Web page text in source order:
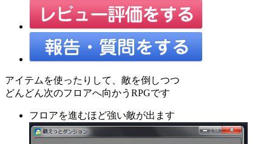
アイテムを使ったりして、敵を倒しつつ
どんどん次のフロアへ向かうRPGです
フロアを進むほど強い敵が出ます